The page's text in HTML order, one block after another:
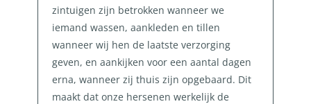
zintuigen zijn betrokken wanneer we
iemand wassen, aankleden en tillen
wanneer wij hen de laatste verzorging
geven, en aankijken voor een aantal dagen
erna, wanneer zij thuis zijn opgebaard. Dit
maakt dat onze hersenen werkelijk de